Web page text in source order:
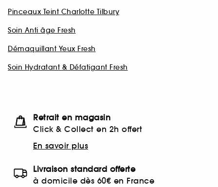
Pinceaux Teint Charlotte Tilbury
Soin Anti âge Fresh
Démaquillant Yeux Fresh
Soin Hydratant & Défatigant Fresh
Retrait en magasin
Click & Collect en 2h offert
En savoir plus
Livraison standard offerte
à domicile dès 60€ en France